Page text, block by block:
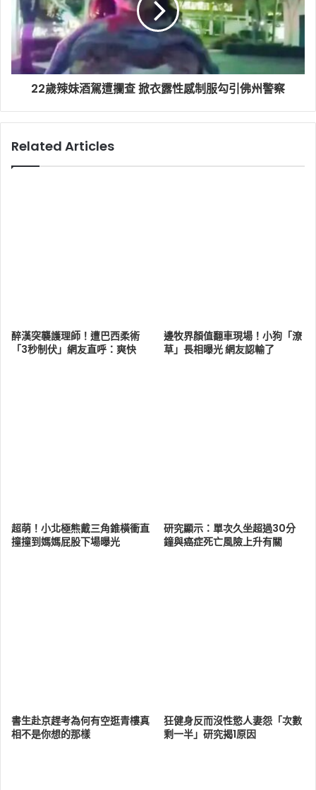
22歲辣妹酒駕遭攔查 掀衣露性感制服勾引佛州警察
Related Articles
醉漢突襲護理師！遭巴西柔術
「3秒制伏」網友直呼：爽快
邊牧界顏值翻車現場！小狗「潦
草」長相曝光 網友認輸了
超萌！小北極熊戴三角錐橫衝直
撞撞到媽媽屁股下場曝光
研究顯示：單次久坐超過30分
鐘與癌症死亡風險上升有關
書生赴京趕考為何有空逛青樓真
相不是你想的那樣
狂健身反而沒性慾人妻怨「次數
剩一半」研究揭1原因